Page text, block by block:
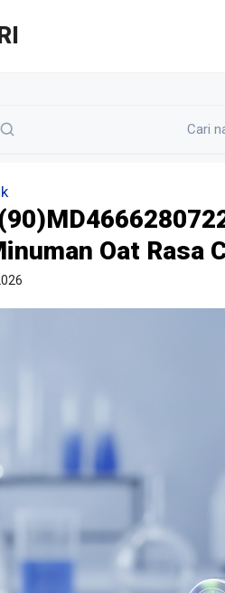
Oat Rasa